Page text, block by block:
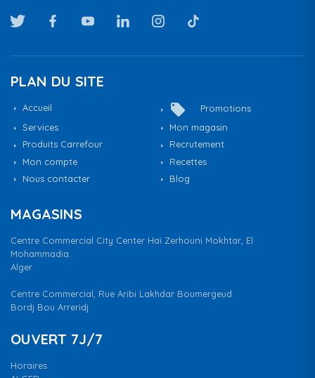
PLAN DU SITE
Accueil local_offer
Promotions
Services
Mon magasin
Produits Carrefour
Recrutement
Mon compte
Recettes
Nous contacter
Blog
MAGASINS
Centre Commercial City Center Haï Zerhouni Mokhtar, El
Mohammadia.
Alger
Centre Commercial, Rue Aribi Lakhdar Boumergeud
Bordj Bou Arreridj
OUVERT 7J/7
Horaires